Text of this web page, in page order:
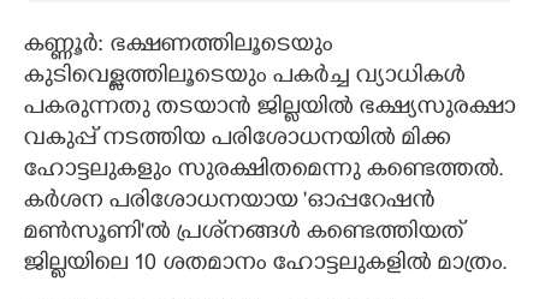
CARTOONS
LITERATURE
ZOOM
CONTACT US
കണ്ണൂർ: ഭക്ഷണത്തിലൂടെയും
കുടിവെള്ളത്തിലൂടെയും പകർച്ച വ്യാധികൾ
പകരുന്നതു തടയാൻ ജില്ലയിൽ ഭക്ഷ്യസുരക്ഷാ
വകുപ്പ് നടത്തിയ പരിശോധനയിൽ മിക്ക
ഹോട്ടലുകളും സുരക്ഷിതമെന്നു കണ്ടെത്തൽ.
കർശന പരിശോധനയായ 'ഓപ്പറേഷൻ
മൺസൂണി'ൽ പ്രശ്‌നങ്ങൾ കണ്ടെത്തിയത്
ജില്ലയിലെ 10 ശതമാനം ഹോട്ടലുകളിൽ മാത്രം.